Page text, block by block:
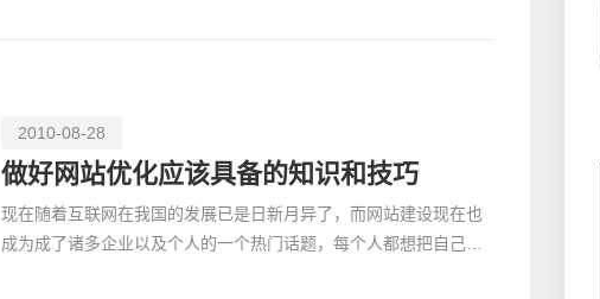
2010-08-28
做好网站优化应该具备的知识和技巧
现在随着互联网在我国的发展已是日新月异了，而网站建设现在也
成为成了诸多企业以及个人的一个热门话题，每个人都想把自己的